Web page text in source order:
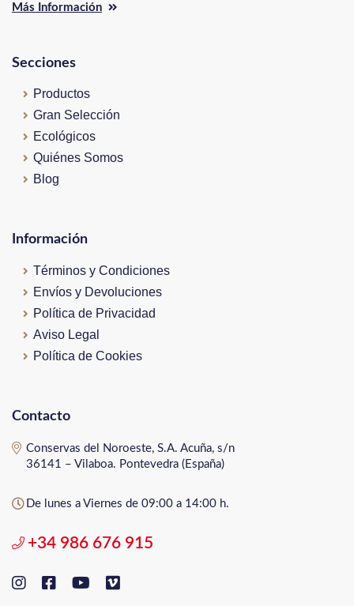
Más Información
Secciones
Productos
Gran Selección
Ecológicos
Quiénes Somos
Blog
Información
Términos y Condiciones
Envíos y Devoluciones
Política de Privacidad
Aviso Legal
Política de Cookies
Contacto
Conservas del Noroeste, S.A. Acuña, s/n
36141 – Vilaboa. Pontevedra (España)
De lunes a Viernes de 09:00 a 14:00 h.
+34 986 676 915